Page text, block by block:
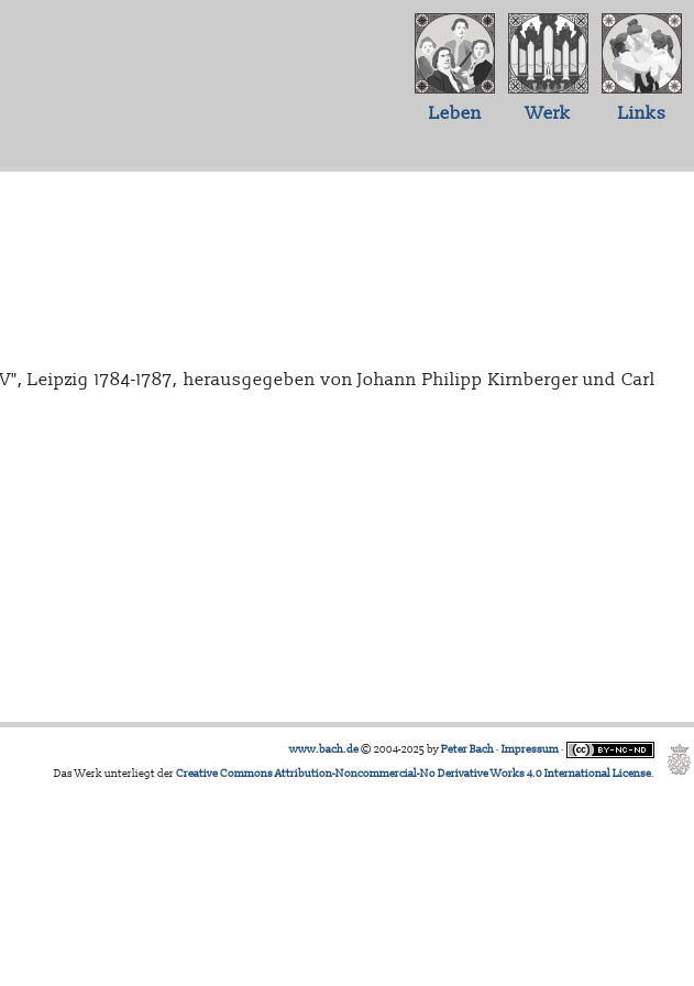
Leben Werk Links
Leipzig 1784-1787, herausgegeben von Johann Philipp Kirnberger und Carl
www.bach.de© 2004-2025 byPeter Bach· Impressum·
Das Werk unterliegt derCreative Commons Attribution-Noncommercial-No Derivative Works 4.0 International License.